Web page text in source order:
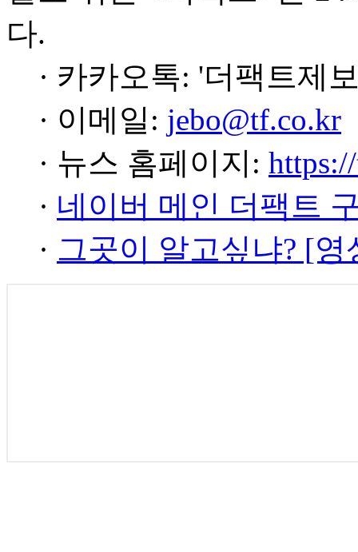
다.
· 카카오톡: '더팩트제
· 이메일: jebo@tf.co.kr
· 뉴스 홈페이지:
· 네이버 메인 더팩트
· 그곳이 알고싶냐? [